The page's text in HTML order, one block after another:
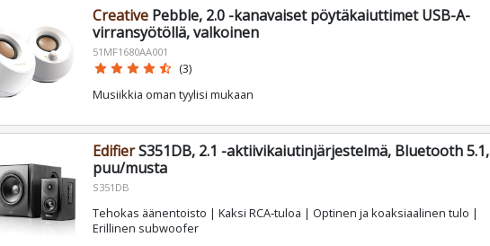
CreativePebble, 2.0 -kanavaiset pöytäkaiuttimet USB-A-
virransyötöllä, valkoinen
51MF1680AA001
star star star star star_half (3)
Musiikkia oman tyylisi mukaan
EdifierS351DB, 2.1 -aktiivikaiutinjärjestelmä, Bluetooth 5.1,
puu/musta
S351DB
Tehokas äänentoisto | Kaksi RCA‑tuloa | Optinen ja koaksiaalinen tulo |
Erillinen subwoofer